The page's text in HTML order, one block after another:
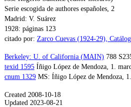
Serie escogida de authores españoles, 2
Madrid: V. Suárez
1928: páginas 123
citado por: Zarco Cuevas (1924-29),
Berkeley: U. of California (MAIN) 788
texid 1595 Íñigo López de Mendoza, 1.
cnum 1329 MS: Íñigo López de Mendoza,
Created 2008-10-18
Updated 2023-08-21